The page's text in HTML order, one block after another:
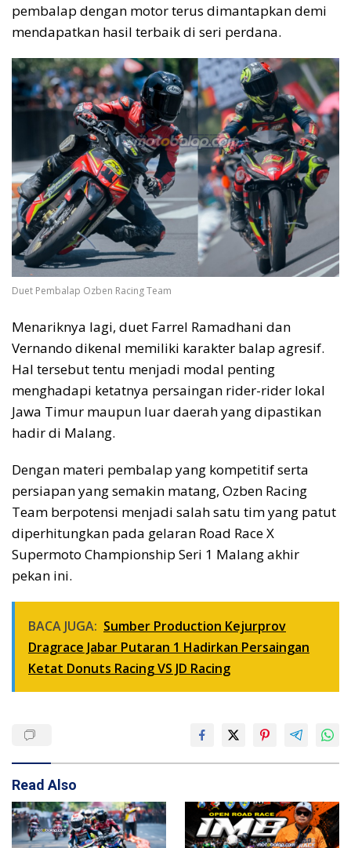
pembalap dengan motor terus dimantapkan demi
mendapatkan hasil terbaik di seri perdana.
Duet Pembalap Ozben Racing Team
Menariknya lagi, duet Farrel Ramadhani dan
Vernando dikenal memiliki karakter balap agresif.
Hal tersebut tentu menjadi modal penting
menghadapi ketatnya persaingan rider-rider lokal
Jawa Timur maupun luar daerah yang dipastikan
hadir di Malang.
Dengan materi pembalap yang kompetitif serta
persiapan yang semakin matang, Ozben Racing
Team berpotensi menjadi salah satu tim yang patut
diperhitungkan pada gelaran Road Race X
Supermoto Championship Seri 1 Malang akhir
pekan ini.
BACA JUGA: Sumber Production Kejurprov
Dragrace Jabar Putaran 1 Hadirkan Persaingan
Ketat Donuts Racing VS JD Racing
Read Also